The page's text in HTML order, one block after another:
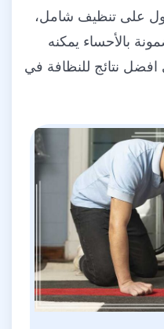
على تنظيف شامل،
بالأحساء يمكنه
نتائج للنظافة في